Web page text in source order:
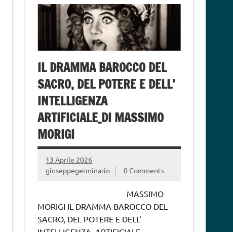
IL DRAMMA BAROCCO DEL
SACRO, DEL POTERE E DELL’
INTELLIGENZA
ARTIFICIALE_DI MASSIMO
MORIGI
13 Aprile 2026
giuseppegerminario
0 Comments
MASSIMO
MORIGI IL DRAMMA BAROCCO DEL
SACRO, DEL POTERE E DELL’